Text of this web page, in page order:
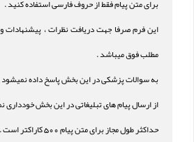
برای متن پیام فقط از حروف فارسی استفاده کنید .
این فرم صرفا جهت دریافت نظرات ، پیشنهادات و
مطلب فوق میباشد .
به سوالات پزشکی در این بخش پاسخ داده
از ارسال پیام های تبلیغاتی در این بخش خودداری
حداکثر طول مجاز برای متن پیام 500 کاراکتر است .